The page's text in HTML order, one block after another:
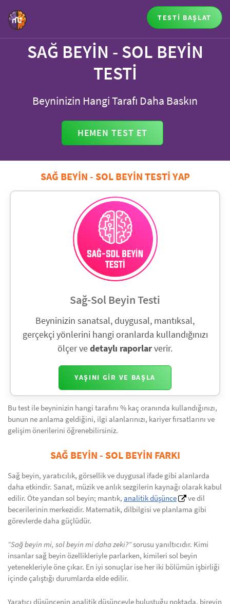
TESTİ BAŞLAT
SAĞ BEYİN - SOL BEYİN
TESTİ
Beyninizin Hangi Tarafı Daha Baskın
HEMEN TEST ET
SAĞ BEYİN - SOL BEYİN TESTİ YAP
Sağ-Sol Beyin Testi
Beyninizin sanatsal, duygusal, mantıksal,
gerçekçi yönlerini hangi oranlarda kullandığınızı
ölçer vedetaylı raporlarverir.
YAŞINI GIR VE BAŞLA
Bu test ile beyninizin hangi tarafını % kaç oranında kullandığınızı,
bunun ne anlama geldiğini, ilgi alanlarınızı, kariyer fırsatlarını ve
gelişim önerilerini öğrenebilirsiniz.
SAĞ BEYIN - SOL BEYIN FARKI
Sağ beyin, yaratıcılık, görsellik ve duygusal ifade gibi alanlarda
daha etkindir. Sanat, müzik ve anlık sezgilerin kaynağı olarak kabul
edilir. Öte yandan sol beyin; mantık, analitik düşünce
ve dil
becerilerinin merkezidir. Matematik, dilbilgisi ve planlama gibi
görevlerde daha güçlüdür.
“Sağ beyin mi, sol beyin mi daha zeki?”sorusu yanıltıcıdır. Kimi
insanlar sağ beyin özellikleriyle parlarken, kimileri sol beyin
yetenekleriyle öne çıkar. En iyi sonuçlar ise her iki bölümün işbirliği
içinde çalıştığı durumlarda elde edilir.
Yaratıcı düşüncenin analitik düşünceyle buluştuğu noktada, bireyin